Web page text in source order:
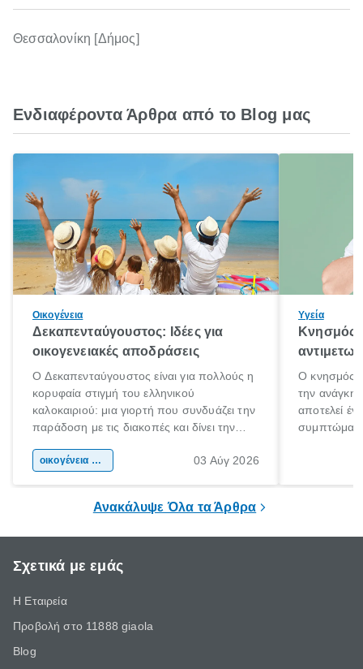
Θεσσαλονίκη [Δήμος]
Ενδιαφέροντα Άρθρα από το Blog μας
Οικογένεια
Δεκαπενταύγουστος: Ιδέες για
οικογενειακές αποδράσεις
Ο Δεκαπενταύγουστος είναι για πολλούς η
κορυφαία στιγμή του ελληνικού
καλοκαιριού: μια γιορτή που συνδυάζει την
παράδοση με τις διακοπές και δίνει την
χώρας. Είτε πρόκειται για λίγες μέρες
οικογένεια & παιδί 03 Αύγ 2026
Υγεία
Κνησμός:
Ο κνησμός
την ανάγκη
αποτελεί
Ανακάλυψε Όλα τα Άρθρα
Σχετικά με εμάς
Η Εταιρεία
Προβολή στο 11888 giaola
Blog